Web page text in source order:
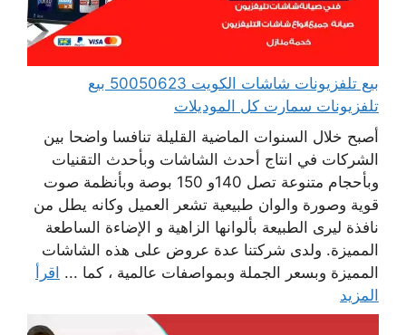
بيع تلفزيونات شاشات الكويت 50050623 بيع
تلفزيونات سمارت كل الموديلات
أصبح خلال السنوات الماضية القليلة تنافسا واضحا بين
الشركات في انتاج أحدث الشاشات وبأحدث التقنيات
وبأحجام متنوعة تصل 140و 150 بوصة وبأنظمة صوت
قوية وصورة والوان طبيعية تشعر العميل وكانه يطل من
نافذة ليرى الطبيعة بألوانها الزاهية و الإضاءة الساطعة
المميزة. ولدى شركتنا عدة عروض على هذه الشاشات
المميزة وبسعر الجملة وبمواصفات عالمية ، كما ... اقرأ
المزيد